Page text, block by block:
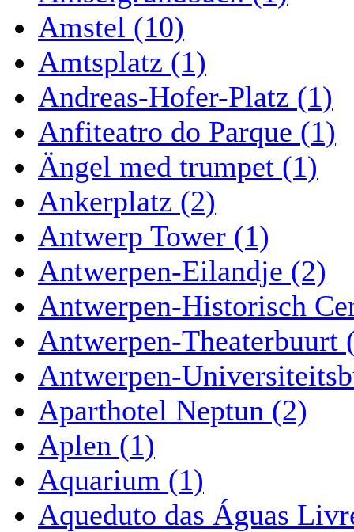
Amstel (10)
Amtsplatz (1)
Andreas-Hofer-Platz (1)
Anfiteatro do Parque (1)
Ängel med trumpet (1)
Ankerplatz (2)
Antwerp Tower (1)
Antwerpen-Eilandje (2)
Antwerpen-Historisch
Antwerpen-Theaterbuurt
Antwerpen-
Aparthotel Neptun (2)
Aplen (1)
Aquarium (1)
Aqueduto das Águas